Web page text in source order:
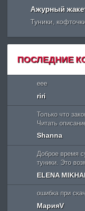
Ажурный
Туники,
ПОСЛЕДНИЕ
eee
riri
Только что
Читать
Shanna
Доброе время
туники. Это
ELENA
ошибка при
МарияV